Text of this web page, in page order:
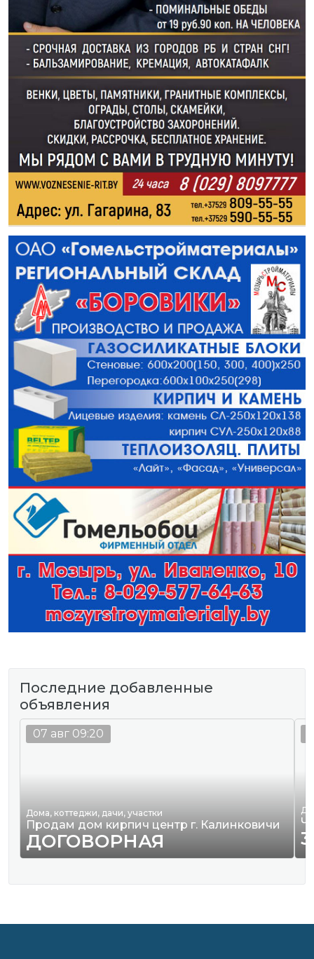
Последние добавленные
объявления
Дома, коттеджи, дачи, участки
Продам дом кирпич центр г. Калинковичи
ДОГОВОРНАЯ
07 авг 09:20